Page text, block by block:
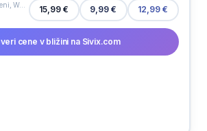
Moški čevlji, olivno zeleni, Walkmaxx, številka 42 15,99 € 9,99 € 12,99 €
cene v bližini na Sivix.com